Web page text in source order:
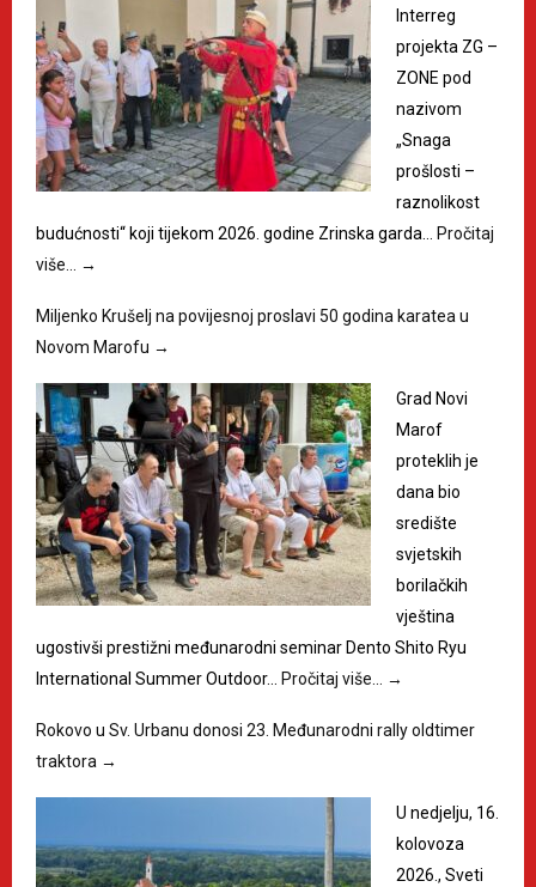
Interreg
projekta ZG –
ZONE pod
nazivom
„Snaga
prošlosti –
raznolikost
budućnosti“ koji tijekom 2026. godine Zrinska garda…
Pročitaj
više…
→
Miljenko Krušelj na povijesnoj proslavi 50 godina karatea u
Novom Marofu →
Grad Novi
Marof
proteklih je
dana bio
središte
svjetskih
borilačkih
vještina
ugostivši prestižni međunarodni seminar Dento Shito Ryu
International Summer Outdoor…
Pročitaj više… →
Rokovo u Sv. Urbanu donosi 23. Međunarodni rally oldtimer
traktora →
U nedjelju, 16.
kolovoza
2026., Sveti